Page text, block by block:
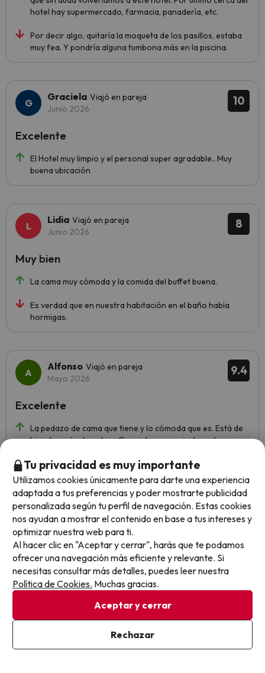
hotel hay supermercado, farmacia, panadería, etc.
Por decir algo, quitaría la moqueta de los pasillos, estaba
muy fea. Y pondría alguna tumbona más en la piscina.
10
Graciela Viajó en pareja
Junio 2026
El Hotel muy limpio y el personal super agradable.. Muy
buena ubicación
Excelente
8
Lidia Viajó en pareja
Junio 2026
La cama muy cómoda y la comida del buffet buena.
Es verdad que en nuestra habitación en el baño había
hormigas.
Muy bien
9.4
Alfonso Viajó en pareja
Mayo 2026
La pedazo de cama que tiene y lo cómoda que es. Está de
lujo, después de patear Granada se convierte en tu mejor
Excelente
Mostrar más opiniones
Opiniones sobre buscounchollo.com
Trustpilot BuscoUnChollo.com
Tu privacidad es muy importante
Utilizamos cookies únicamente para darte una experiencia
adaptada a tus preferencias y poder mostrarte publicidad
personalizada según tu perfil de navegación. Estas cookies
nos ayudan a mostrar el contenido en base a tus intereses y
optimizar nuestra web para ti.
Al hacer clic en "Aceptar y cerrar", harás que te podamos
ofrecer una navegación más eficiente y relevante. Si
necesitas consultar más detalles, puedes leer nuestra
Política de Cookies. Muchas gracias.
Aceptar y cerrar
Rechazar